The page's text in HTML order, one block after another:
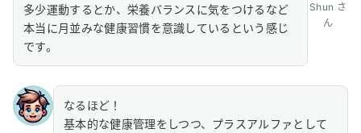
Shun さ
ん
多少運動するとか、栄養バランスに気をつけるなど
本当に月並みな健康習慣を意識しているという感じ
です。
なるほど！
基本的な健康管理をしつつ、プラスアルファとして